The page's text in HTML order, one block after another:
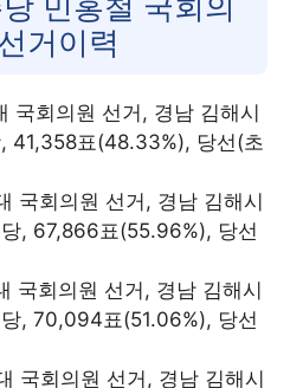
거이력
국회의원 선거, 경남 김해시
41,358표(48.33%), 당선(초
국회의원 선거, 경남 김해시
, 67,866표(55.96%), 당선
국회의원 선거, 경남 김해시
, 70,094표(51.06%), 당선
국회의원 선거, 경남 김해시